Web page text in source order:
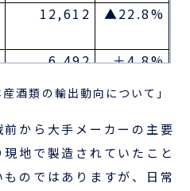
12,612 ▲22.8%
6,492
＋4.8%
5,125
4,641
＋83.8%
4,520
▲25.1%
4,109
▲2.9%
酒類の輸出動向について」
から大手メーカーの主要
地で製造されていたこと
のではありますが、日常